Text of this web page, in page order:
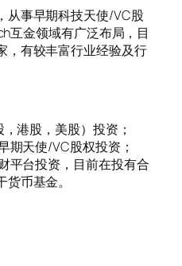
从事早期科技天使/VC股
互金领域有广泛布局，目
，有较丰富行业经验及行
港股，美股）投资；
期天使/VC股权投资；
平台投资，目前在投有合
币基金。